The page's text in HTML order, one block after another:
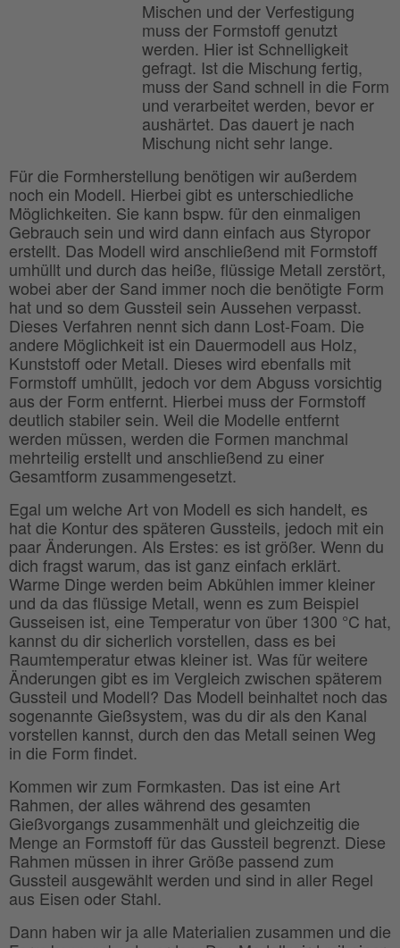
Mischen und der Verfestigung
muss der Formstoff genutzt
werden. Hier ist Schnelligkeit
gefragt. Ist die Mischung fertig,
muss der Sand schnell in die Form
und verarbeitet werden, bevor er
aushärtet. Das dauert je nach
Mischung nicht sehr lange.
Für die Formherstellung benötigen wir außerdem
noch ein Modell. Hierbei gibt es unterschiedliche
Möglichkeiten. Sie kann bspw. für den einmaligen
Gebrauch sein und wird dann einfach aus Styropor
erstellt. Das Modell wird anschließend mit Formstoff
umhüllt und durch das heiße, flüssige Metall zerstört,
wobei aber der Sand immer noch die benötigte Form
hat und so dem Gussteil sein Aussehen verpasst.
Dieses Verfahren nennt sich dann Lost-Foam. Die
andere Möglichkeit ist ein Dauermodell aus Holz,
Kunststoff oder Metall. Dieses wird ebenfalls mit
Formstoff umhüllt, jedoch vor dem Abguss vorsichtig
aus der Form entfernt. Hierbei muss der Formstoff
deutlich stabiler sein. Weil die Modelle entfernt
werden müssen, werden die Formen manchmal
mehrteilig erstellt und anschließend zu einer
Gesamtform zusammengesetzt.
Egal um welche Art von Modell es sich handelt, es
hat die Kontur des späteren Gussteils, jedoch mit ein
paar Änderungen. Als Erstes: es ist größer. Wenn du
dich fragst warum, das ist ganz einfach erklärt.
Warme Dinge werden beim Abkühlen immer kleiner
und da das flüssige Metall, wenn es zum Beispiel
Gusseisen ist, eine Temperatur von über 1300 °C hat,
kannst du dir sicherlich vorstellen, dass es bei
Raumtemperatur etwas kleiner ist. Was für weitere
Änderungen gibt es im Vergleich zwischen späterem
Gussteil und Modell? Das Modell beinhaltet noch das
sogenannte Gießsystem, was du dir als den Kanal
vorstellen kannst, durch den das Metall seinen Weg
in die Form findet.
Kommen wir zum Formkasten. Das ist eine Art
Rahmen, der alles während des gesamten
Gießvorgangs zusammenhält und gleichzeitig die
Menge an Formstoff für das Gussteil begrenzt. Diese
Rahmen müssen in ihrer Größe passend zum
Gussteil ausgewählt werden und sind in aller Regel
aus Eisen oder Stahl.
Dann haben wir ja alle Materialien zusammen und die